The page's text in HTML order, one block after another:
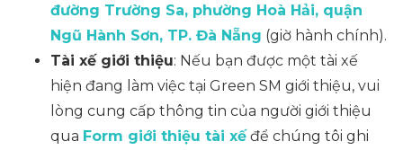
đường Trường Sa, phường Hoà Hải, quận
Ngũ Hành Sơn, TP. Đà Nẵng (giờ hành chính).
Tài xế giới thiệu: Nếu bạn được một tài xế
hiện đang làm việc tại Green SM giới thiệu, vui
lòng cung cấp thông tin của người giới thiệu
qua Form giới thiệu tài xếđể chúng tôi ghi